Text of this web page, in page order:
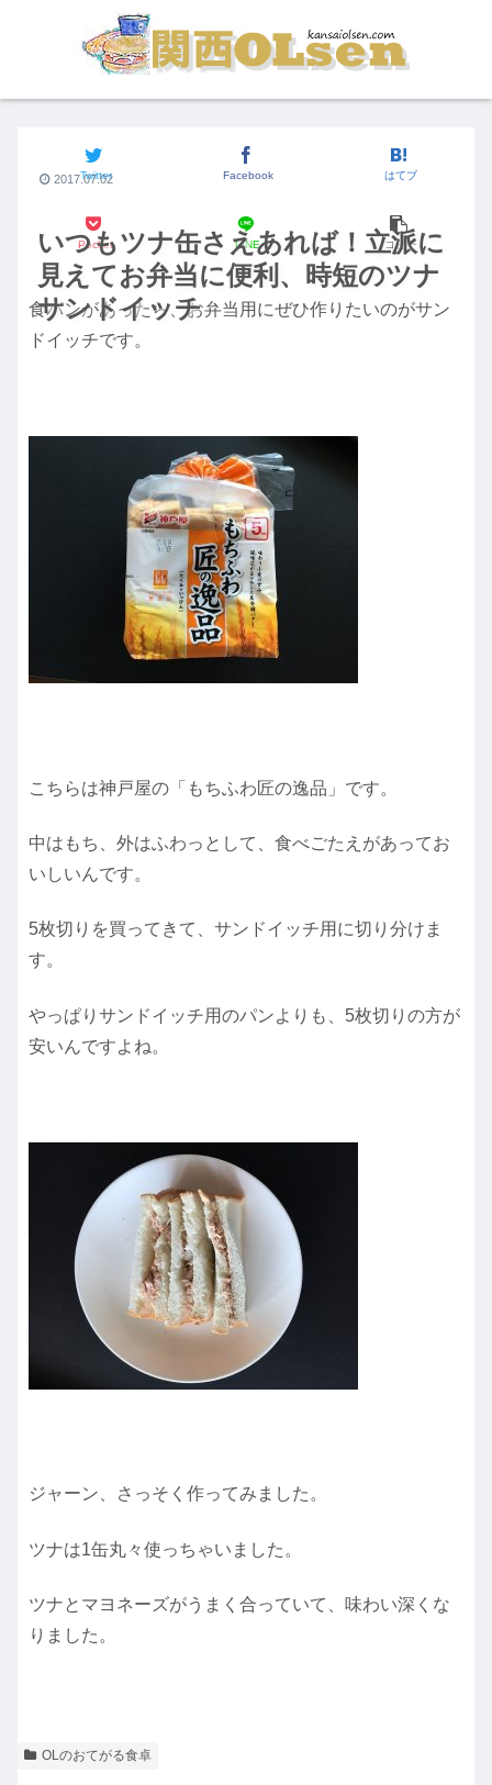
いつもツナ缶さえあれば！立派に
見えてお弁当に便利、時短のツナ
サンドイッチ
Twitter Facebook はてブ
Pocket LINE コピー
2017.07.02
食パンがあったら、お弁当用にぜひ作りたいのがサン
ドイッチです。
こちらは神戸屋の「もちふわ匠の逸品」です。
中はもち、外はふわっとして、食べごたえがあってお
いしいんです。
5枚切りを買ってきて、サンドイッチ用に切り分けま
す。
やっぱりサンドイッチ用のパンよりも、5枚切りの方が
安いんですよね。
ジャーン、さっそく作ってみました。
ツナは1缶丸々使っちゃいました。
ツナとマヨネーズがうまく合っていて、味わい深くな
りました。
OLのおてがる食卓